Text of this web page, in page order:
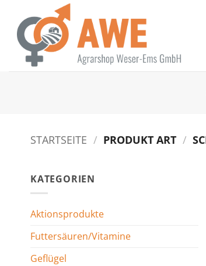
Inhalt
springen
STARTSEITE / PRODUKT ART /
KATEGORIEN
Aktionsprodukte
Futtersäuren/Vitamine
Geflügel